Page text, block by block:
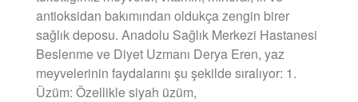
antioksidan bakımından oldukça zengin birer
sağlık deposu. Anadolu Sağlık Merkezi Hastanesi
Beslenme ve Diyet Uzmanı Derya Eren, yaz
meyvelerinin faydalarını şu şekilde sıralıyor: 1.
Üzüm: Özellikle siyah üzüm,